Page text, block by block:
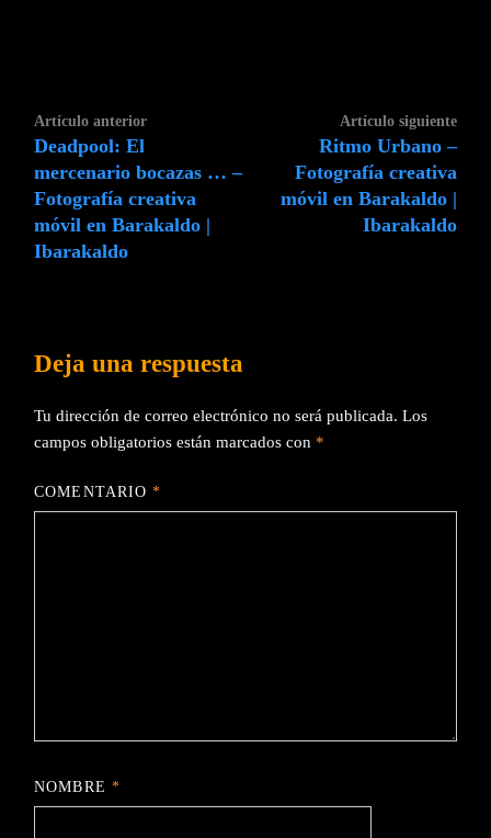
Navegación
de
entradas
Artículo anteriorArtículo
Deadpool: El
mercenario bocazas … –
Fotografía creativa
móvil en Barakaldo |
Ibarakaldo
Artículo siguiente
Ritmo Urbano –
Fotografía creativa
móvil en Barakaldo |
Ibarakaldo
Deja una respuesta
Tu dirección de correo electrónico no será publicada. Los
campos obligatorios están marcados con *
COMENTARIO*
NOMBRE *